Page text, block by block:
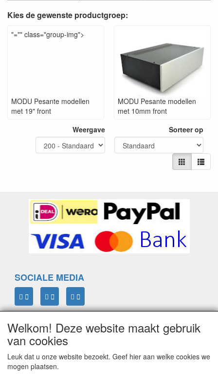
Kies de gewenste productgroep:
"="" class="group-img">
MODU Pesante modellen
met 19" front
MODU Pesante modellen
met 10mm front
Weergave
Sorteer op
SOCIALE MEDIA
ELTIM
Eenrummerweg 5
9961PC Mensingeweer, Netherlands
Welkom! Deze website maakt gebruik
van cookies
Leuk dat u onze website bezoekt. Geef hier aan welke cookies we
mogen plaatsen.